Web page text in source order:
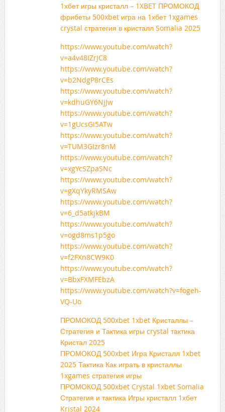
1хбет игры кристалл – 1XBET ПРОМОКОД
фрибеты 500xbet игра на 1хбет 1xgames
crystal стратегия в кристалл Somalia 2025
https://www.youtube.com/watch?
v=a4v48IZrJC8
https://www.youtube.com/watch?
v=b2NdgP8rCEs
https://www.youtube.com/watch?
v=kdhuGY6NjJw
https://www.youtube.com/watch?
v=1gUcsGi5ATw
https://www.youtube.com/watch?
v=TUM3GIzr8nM
https://www.youtube.com/watch?
v=xgYcSZpaSNc
https://www.youtube.com/watch?
v=gXqYkyRMSAw
https://www.youtube.com/watch?
v=6_d5atkjkBM
https://www.youtube.com/watch?
v=ogd8ms1p5go
https://www.youtube.com/watch?
v=f2FXn8CW9K0
https://www.youtube.com/watch?
v=BbxFXMFEbzA
https://www.youtube.com/watch?v=fogeh-
VQ-Uo
ПРОМОКОД 500xbet 1xbet Кристаллы –
Стратегия и Тактика игры crystal тактика
Кристал 2025
ПРОМОКОД 500xbet Игра Кристалл 1xbet
2025 Тактика Как играть в кристаллы
1xgames стратегия игры
ПРОМОКОД 500xbet Crystal 1xbet Somalia
Стратегия и тактика Игры кристалл 1хбет
Kristal 2024